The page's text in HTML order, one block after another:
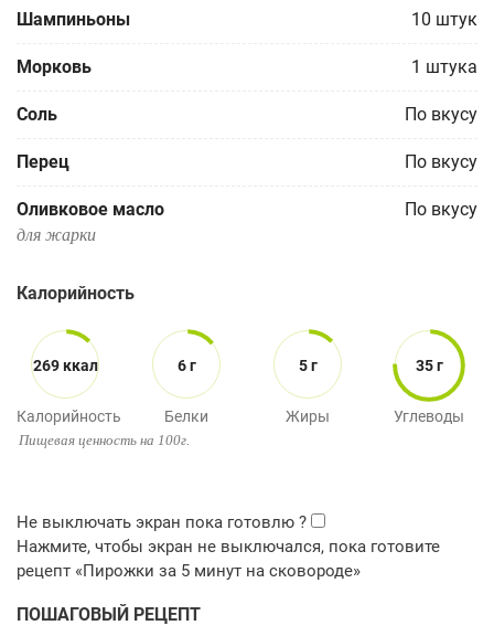
Шампиньоны 10 штук
Морковь 1 штука
Соль По вкусу
Перец По вкусу
Оливковое масло По вкусу
для жарки
Калорийность
269 ккал
Калорийность
6 г
Белки
5 г
Жиры
35 г
Углеводы
Пищевая ценность на 100г.
ПОШАГОВЫЙ РЕЦЕПТ